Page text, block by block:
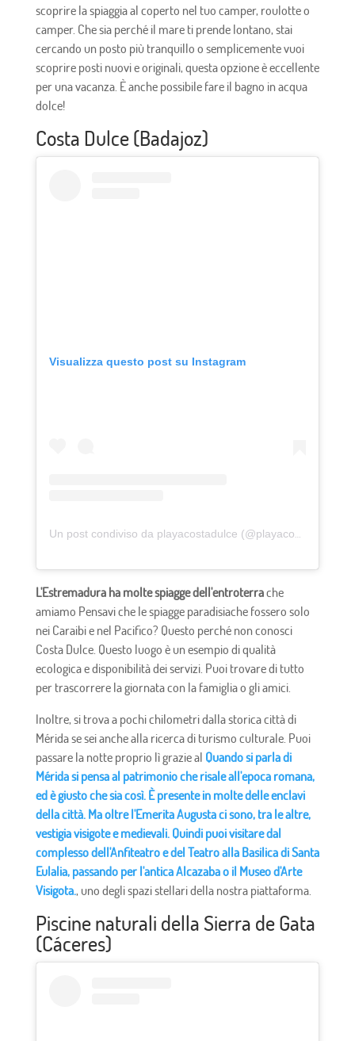
scoprire la spiaggia al coperto nel tuo camper, roulotte o
camper. Che sia perché il mare ti prende lontano, stai
cercando un posto più tranquillo o semplicemente vuoi
scoprire posti nuovi e originali, questa opzione è eccellente
per una vacanza. È anche possibile fare il bagno in acqua
dolce!
Costa Dulce (Badajoz)
Visualizza questo post su Instagram
L'Estremadura ha molte spiagge dell'entroterrache
amiamo Pensavi che le spiagge paradisiache fossero solo
nei Caraibi e nel Pacifico? Questo perché non conosci
Costa Dulce. Questo luogo è un esempio di qualità
ecologica e disponibilità dei servizi. Puoi trovare di tutto
per trascorrere la giornata con la famiglia o gli amici.
Inoltre, si trova a pochi chilometri dalla storica città di
Mérida se sei anche alla ricerca di turismo culturale. Puoi
passare la notte proprio lì grazie al Quando si parla di
Mérida si pensa al patrimonio che risale all'epoca romana,
ed è giusto che sia così. È presente in molte delle enclavi
della città. Ma oltre l'Emerita Augusta ci sono, tra le altre,
vestigia visigote e medievali. Quindi puoi visitare dal
complesso dell'Anfiteatro e del Teatro alla Basilica di Santa
Eulalia, passando per l'antica Alcazaba o il Museo d'Arte
Visigota., uno degli spazi stellari della nostra piattaforma.
Piscine naturali della Sierra de Gata
(Cáceres)